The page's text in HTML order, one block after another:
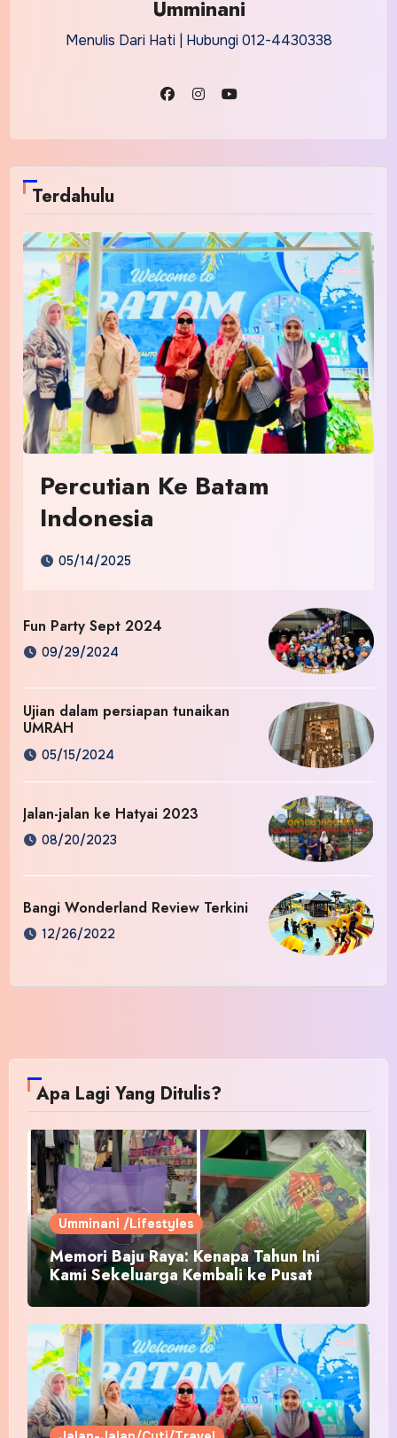
Umminani
Menulis Dari Hati | Hubungi 012-4430338
Terdahulu
Percutian Ke Batam
Indonesia
05/14/2025
Fun Party Sept 2024
09/29/2024
Ujian dalam persiapan tunaikan
UMRAH
05/15/2024
Jalan-jalan ke Hatyai 2023
08/20/2023
Bangi Wonderland Review Terkini
12/26/2022
Apa Lagi Yang Ditulis?
Umminani /Lifestyles
Memori Baju Raya: Kenapa Tahun Ini
Kami Sekeluarga Kembali ke Pusat
Pakaian Hari-Hari?